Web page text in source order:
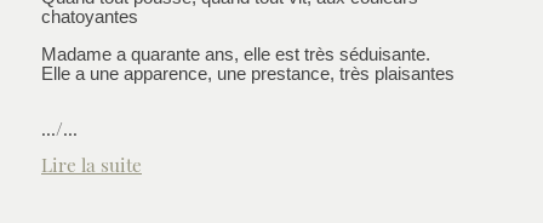
chatoyantes
Madame a quarante ans, elle est très séduisante.
Elle a une apparence, une prestance, très plaisantes
.../...
Lire la suite